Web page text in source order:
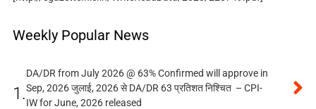
Weekly Popular News
1.
DA/DR from July 2026 @ 63% Confirmed will approve in
Sep, 2026 जुलाई, 2026 से DA/DR 63 प्रतिशत निश्चित – CPI-
IW for June, 2026 released